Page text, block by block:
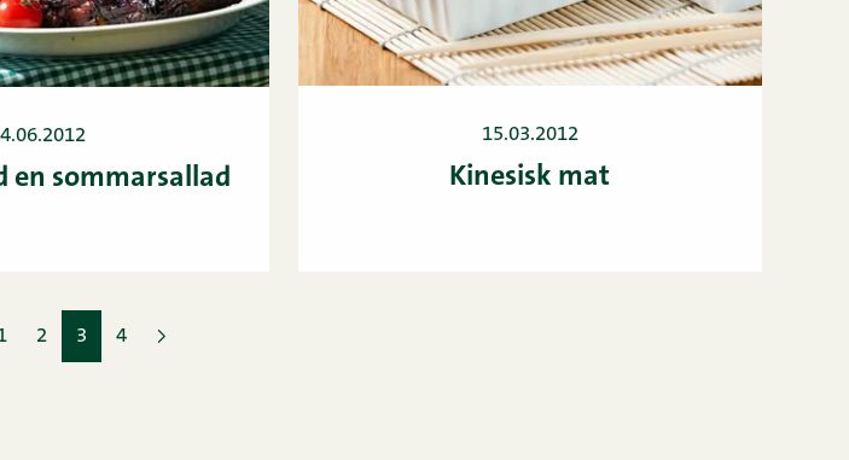
en sommarsallad
15.03.2012
Kinesisk mat
2 3 4